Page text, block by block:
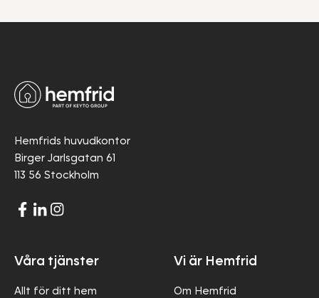
Hemfrids huvudkontor
Birger Jarlsgatan 61
113 56 Stockholm
Våra tjänster
Allt för ditt hem
Vi är Hemfrid
Om Hemfrid